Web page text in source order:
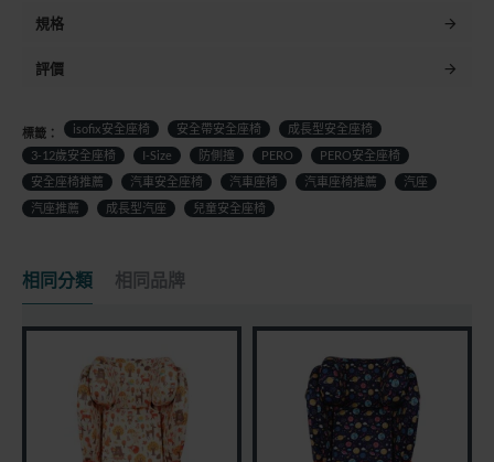
規格
評價
標籤： isofix安全座椅 安全帶安全座椅
成長型安全座椅
3-12歲安全座椅
I-Size 防側撞 PERO
PERO安全座椅
安全座椅推薦
汽車安全座椅 汽車座椅 汽車座椅推薦
汽座
汽座推薦
成長型汽座 兒童安全座椅
相同分類 相同品牌